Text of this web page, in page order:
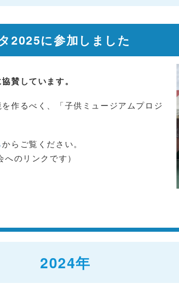
2025に参加しました
賛しています。
作るべく、「子供ミュージアムプロジ
からご覧ください。
のリンクです）
2024年